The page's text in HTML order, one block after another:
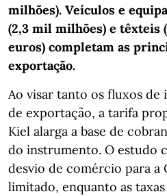
milhões). Veículos e
(2,3 mil milhões) e têxteis
euros) completam as
exportação.
Ao visar tanto os fluxos
de exportação, a tarifa
Kiel alarga a base de
do instrumento. O estudo
desvio de comércio para a
limitado, enquanto as